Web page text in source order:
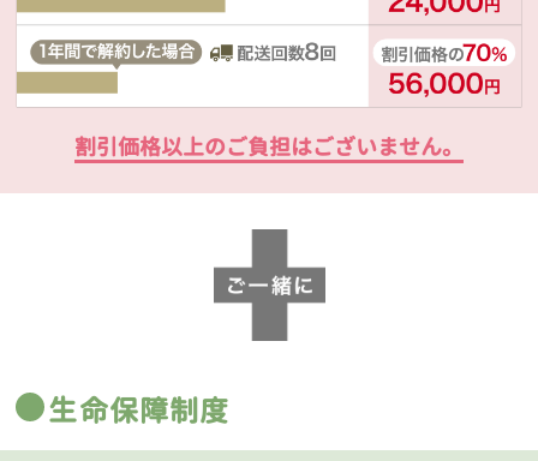
割引価格以上のご負担はございません。
生命保障制度